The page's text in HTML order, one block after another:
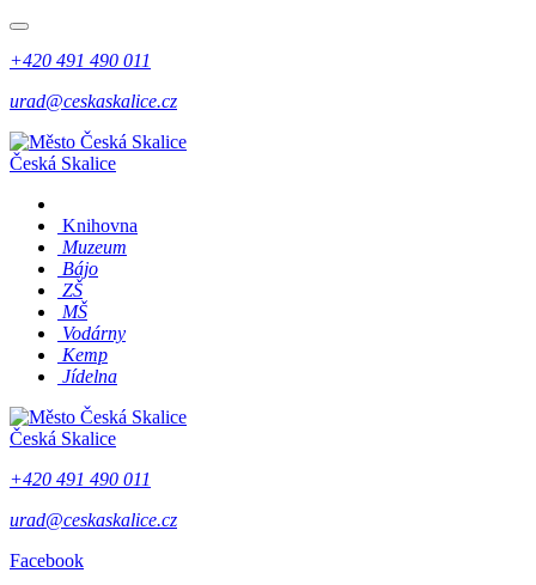
+420 491 490 011
urad@ceskaskalice.cz
Česká Skalice
Knihovna
Muzeum
Bájo
ZŠ
MŠ
Vodárny
Kemp
Jídelna
Česká Skalice
+420 491 490 011
urad@ceskaskalice.cz
Facebook